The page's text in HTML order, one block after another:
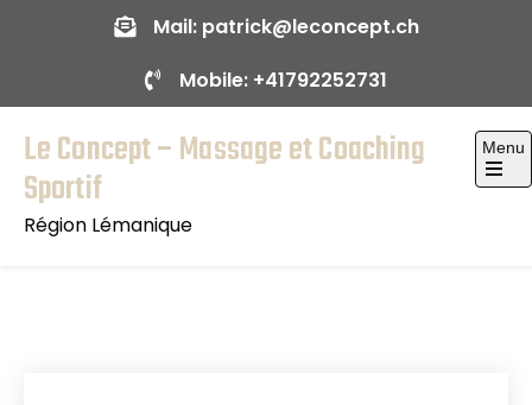
Mail: patrick@leconcept.ch
Mobile: +41792252731
Le Concept – Massage et Coaching
Sportif
Région Lémanique
Menu
Open